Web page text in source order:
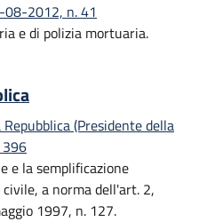
08-2012, n. 41
e di polizia mortuaria.
(Presidente della
e la semplificazione
a norma dell'art. 2,
1997, n. 127.